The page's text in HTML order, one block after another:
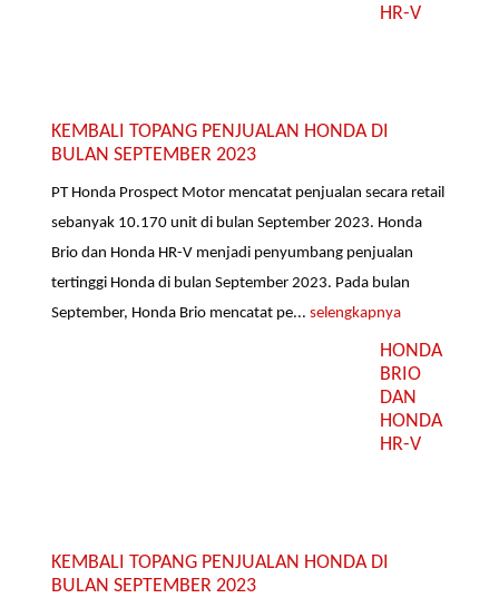
HR-V
KEMBALI TOPANG PENJUALAN HONDA DI
BULAN SEPTEMBER 2023
PT Honda Prospect Motor mencatat penjualan secara retail
sebanyak 10.170 unit di bulan September 2023. Honda
Brio dan Honda HR-V menjadi penyumbang penjualan
tertinggi Honda di bulan September 2023. Pada bulan
September, Honda Brio mencatat pe...selengkapnya
HONDA
BRIO
DAN
HONDA
HR-V
KEMBALI TOPANG PENJUALAN HONDA DI
BULAN SEPTEMBER 2023